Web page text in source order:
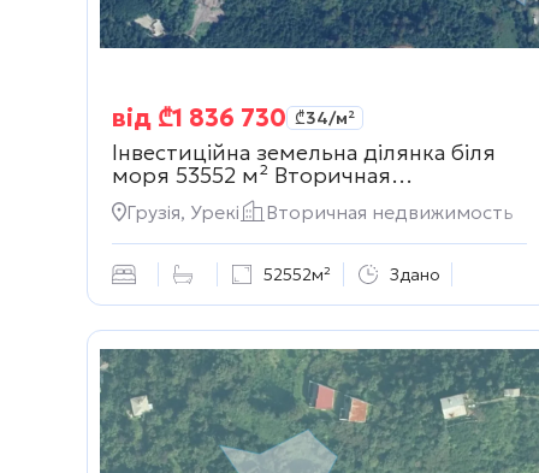
від ₾1 836 730 ₾34/м²
Інвестиційна земельна ділянка біля
моря 53552 м² Вторичная
недвижимость
Грузія, Урекі Вторичная недвижимость
52552м² Здано